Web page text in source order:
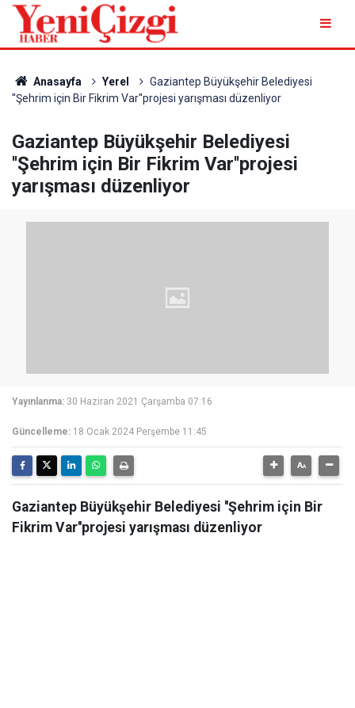
Anasayfa Yerel
Gaziantep Büyükşehir Belediyesi
''Şehrim için Bir Fikrim Var''projesi yarışması düzenliyor
Gaziantep Büyükşehir Belediyesi
''Şehrim için Bir Fikrim Var''projesi
yarışması düzenliyor
Yayınlanma: 30 Haziran 2021 Çarşamba 07:16
Güncelleme: 18 Ocak 2024 Perşembe 11:45
Gaziantep Büyükşehir Belediyesi ''Şehrim için Bir
Fikrim Var''projesi yarışması düzenliyor